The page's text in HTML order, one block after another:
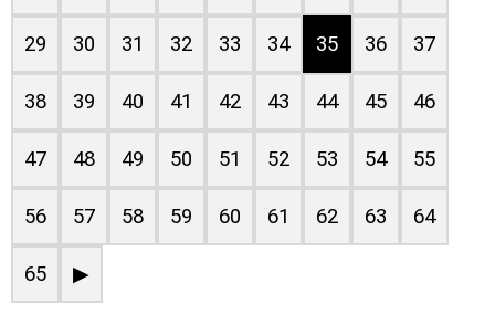
29 30 31 32 33 34 35 36 37
38 39 40 41 42 43 44 45 46
47 48 49 50 51 52 53 54 55
56 57 58 59 60 61 62 63 64
65 ▶